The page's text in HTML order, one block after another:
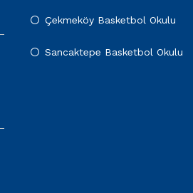
Çekmeköy Basketbol Okulu
Sancaktepe Basketbol Okulu